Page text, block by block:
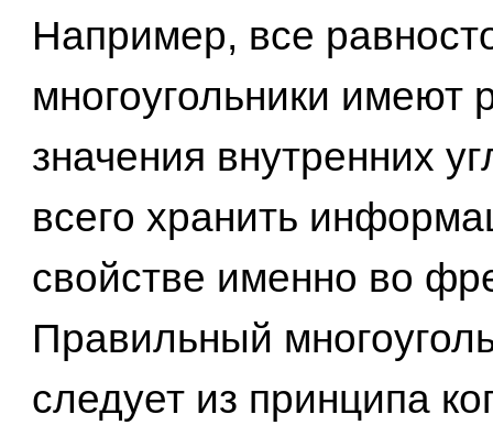
Например, все
многоугольники имеют
значения внутренних
всего хранить
свойстве именно во
Правильный
следует из принципа